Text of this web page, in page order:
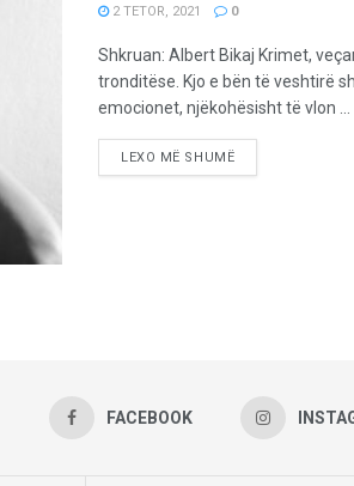
2 TETOR, 2021 0
Shkruan: Albert Bikaj Krimet,
tronditëse. Kjo e bën të veshtirë
emocionet, njëkohësisht të vlon ...
LEXO MË SHUMË
FACEBOOK